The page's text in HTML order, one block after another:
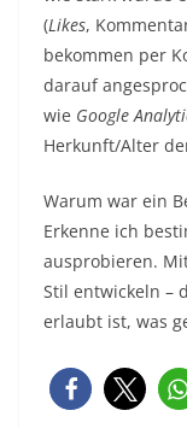
(Likes,
bekommen per
darauf
wie Google
Herkunft/Alter
Warum war ein
Erkenne ich
ausprobieren.
Stil entwickeln –
erlaubt ist, was